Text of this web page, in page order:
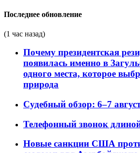
Последнее обновление
(1 час назад)
Почему президентская
появилась именно в
одного места, которое
природа
Судебный обзор: 6–7
Телефонный звонок
Новые санкции США